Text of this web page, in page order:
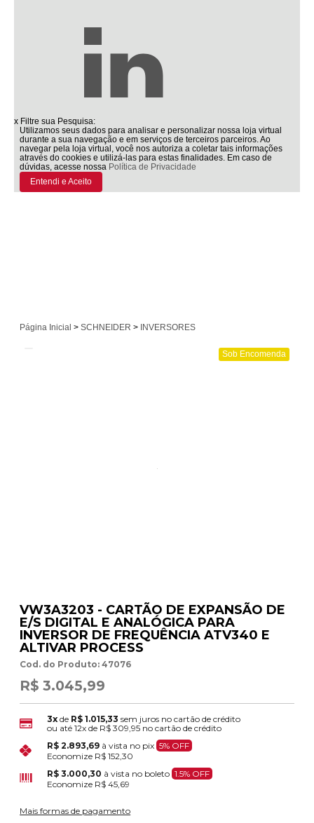
x Filtre sua Pesquisa:
Utilizamos seus dados para analisar e personalizar nossa loja virtual
durante a sua navegação e em serviços de terceiros parceiros. Ao
navegar pela loja virtual, você nos autoriza a coletar tais informações
através do cookies e utilizá-las para estas finalidades. Em caso de
dúvidas, acesse nossa Política de Privacidade
Entendi e Aceito
Página Inicial> SCHNEIDER> INVERSORES
Sob Encomenda
VW3A3203 - CARTÃO DE EXPANSÃO DE
E/S DIGITAL E ANALÓGICA PARA
INVERSOR DE FREQUÊNCIA ATV340 E
ALTIVAR PROCESS
Cod. do Produto: 47076
R$ 3.045,99
3x de R$ 1.015,33 sem juros no cartão de crédito
ou até12x de R$ 309,95 no cartão de crédito
R$ 2.893,69 à vista no pix 5% OFF
Economize R$ 152,30
R$ 3.000,30 à vista no boleto 1.5% OFF
Economize R$ 45,69
Mais formas de pagamento